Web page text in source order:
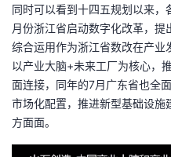
同时可以看到十四五规划以来
月份浙江省启动数字化改革，
综合运用作为浙江省数改在产业
以产业大脑+未来工厂为核心，
面连接，同年的7月广东省也全
市场化配置，推进新型基础设施
方面面。